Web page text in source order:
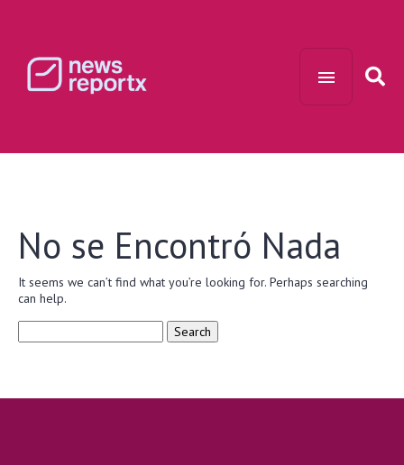
No se Encontró Nada
It seems we can’t find what you’re looking for. Perhaps searching
can help.